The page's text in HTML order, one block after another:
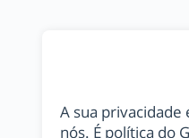
A sua
nós. É política do